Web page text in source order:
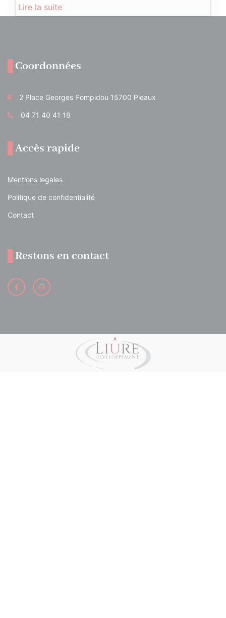
Lire la suite
Coordonnées
2 Place Georges Pompidou 15700 Pleaux
04 71 40 41 18
Accès rapide
Mentions legales
Politique de confidentialité
Contact
Restons en contact